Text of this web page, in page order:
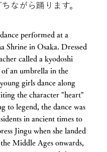
ながら踊ります。
performed at a
Shrine in Osaka. Dressed
called a kyodoshi
of an umbrella in the
girls dance along
the character "heart"
to legend, the dance was
in ancient times to
Jingu when she landed
Middle Ages onwards,